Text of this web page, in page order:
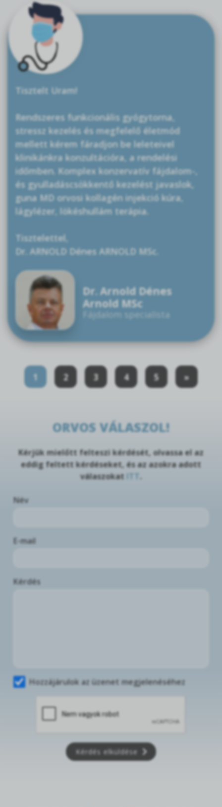
Tisztelt Uram!
Rendszeres funkcionális gyógytorna,
stressz kezelés és megfelelő életmód
mellett kérem fáradjon be leleteivel
klinikánkra konzultációra, a rendelési
időmben. Komplex konzervatív fájdalom-,
és gyulladáscsökkentő kezelést javaslok,
guna MD orvosi kollagén injekció kúra,
lágylézer, lökéshullám terápia.
Tisztelettel,
Dr. ARNOLD Dénes ARNOLD MSc.
Dr. Arnold Dénes
Arnold MSc
Fájdalom specialista
1 2 3 4 5 »
ORVOS VÁLASZOL!
Kérjük mielőtt felteszi kérdését, olvassa el az
eddig feltett kérdéseket, és az azokra adott
válaszokat
Név
E-mail
Kérdés
Hozzájárulok az üzenet megjelenéséhez
Kérdés elküldése